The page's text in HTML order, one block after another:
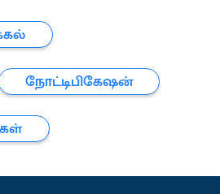
நோட்டிபிகேஷன்